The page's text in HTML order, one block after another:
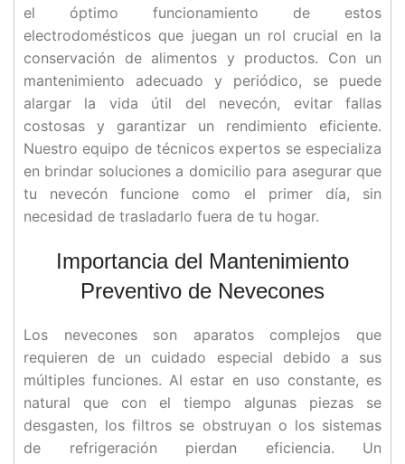
el óptimo funcionamiento de estos
electrodomésticos que juegan un rol crucial en la
conservación de alimentos y productos. Con un
mantenimiento adecuado y periódico, se puede
alargar la vida útil del nevecón, evitar fallas
costosas y garantizar un rendimiento eficiente.
Nuestro equipo de técnicos expertos se especializa
en brindar soluciones a domicilio para asegurar que
tu nevecón funcione como el primer día, sin
necesidad de trasladarlo fuera de tu hogar.
Importancia del Mantenimiento
Preventivo de Nevecones
Los nevecones son aparatos complejos que
requieren de un cuidado especial debido a sus
múltiples funciones. Al estar en uso constante, es
natural que con el tiempo algunas piezas se
desgasten, los filtros se obstruyan o los sistemas
de refrigeración pierdan eficiencia. Un